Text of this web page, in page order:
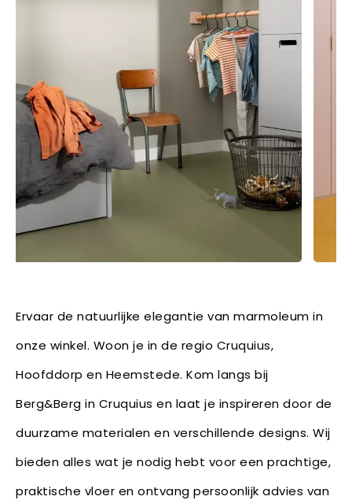
Ervaar de natuurlijke elegantie van marmoleum in
onze winkel. Woon je in de regio Cruquius,
Hoofddorp en Heemstede. Kom langs bij
Berg&Berg in Cruquius en laat je inspireren door de
duurzame materialen en verschillende designs. Wij
bieden alles wat je nodig hebt voor een prachtige,
praktische vloer en ontvang persoonlijk advies van